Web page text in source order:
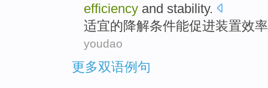
efficiency and stability.
适宜的降解条件能促进装置效率
youdao
更多双语例句